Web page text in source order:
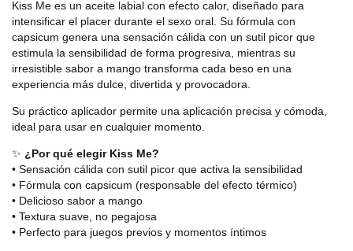
Kiss Me es un aceite labial con efecto calor, diseñado para
intensificar el placer durante el sexo oral. Su fórmula con
capsicum genera una sensación cálida con un sutil picor que
estimula la sensibilidad de forma progresiva, mientras su
irresistible sabor a mango transforma cada beso en una
experiencia más dulce, divertida y provocadora.
Su práctico aplicador permite una aplicación precisa y cómoda,
ideal para usar en cualquier momento.
✨ ¿Por qué elegir Kiss Me?
• Sensación cálida con sutil picor que activa la sensibilidad
• Fórmula con capsicum (responsable del efecto térmico)
• Delicioso sabor a mango
• Textura suave, no pegajosa
• Perfecto para juegos previos y momentos íntimos